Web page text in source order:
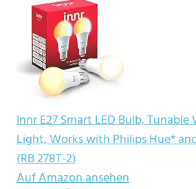
Innr E27 Smart LED Bulb,
Light, Works with Philips Hue*
(RB 278T-2)
Auf Amazon ansehen